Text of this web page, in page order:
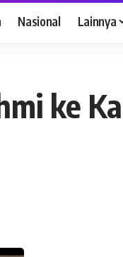
Nasional Lainnya
ke